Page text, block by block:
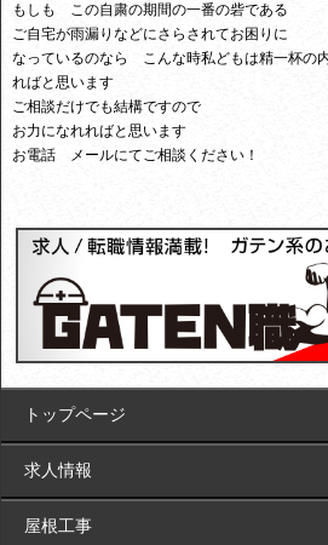
もしも この自粛の期間の一番の砦である
ご自宅が雨漏りなどにさらされてお困りに
なっているのなら こんな時私どもは精一杯の
ればと思います
ご相談だけでも結構ですので
お力になれればと思います
お電話 メールにてご相談ください！
トップページ
求人情報
屋根工事